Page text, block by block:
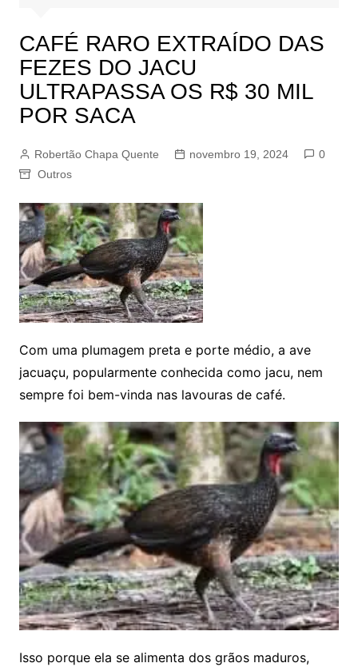
CAFÉ RARO EXTRAÍDO DAS
FEZES DO JACU
ULTRAPASSA OS R$ 30 MIL
POR SACA
Robertão Chapa Quente novembro 19, 2024
0
Outros
Com uma plumagem preta e porte médio, a ave
jacuaçu, popularmente conhecida como jacu, nem
sempre foi bem-vinda nas lavouras de café.
Isso porque ela se alimenta dos grãos maduros,